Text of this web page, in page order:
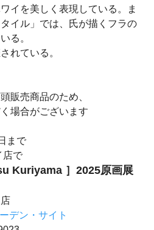
イを美しく表現している。ま
イル」では、氏が描くフラの
る。
れている。
販売商品のため、
場合がございます
まで
店で
Kuriyama ］2025原画展
デン・サイト